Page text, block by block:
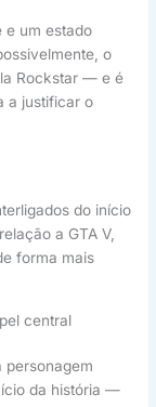
e um estado
o
Rockstar — e é
a justificar o
do início
a GTA V,
forma mais
central
personagem
da história —